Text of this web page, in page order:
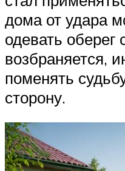
дома от удара
одевать оберег
возбраняется,
поменять
сторону.